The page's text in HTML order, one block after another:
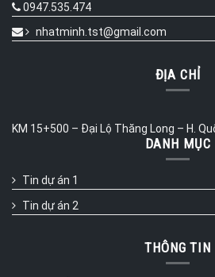
0947.535.474
nhatminh.tst@gmail.com
ĐỊA CHỈ
KM 15+500 – Đại Lộ Thăng Long – H.
DANH MỤC
Tin dự án 1
Tin dự án 2
THÔNG TIN